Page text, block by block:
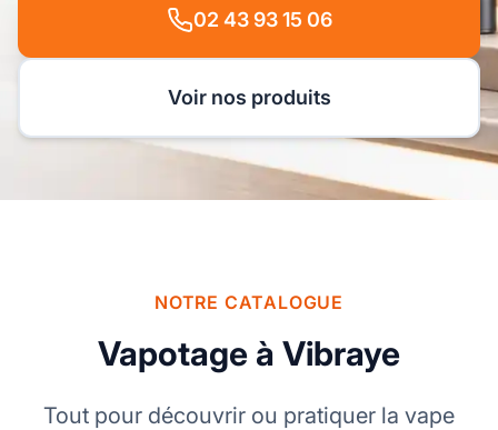
02 43 93 15 06
Voir nos produits
NOTRE CATALOGUE
Vapotage à Vibraye
Tout pour découvrir ou pratiquer la vape